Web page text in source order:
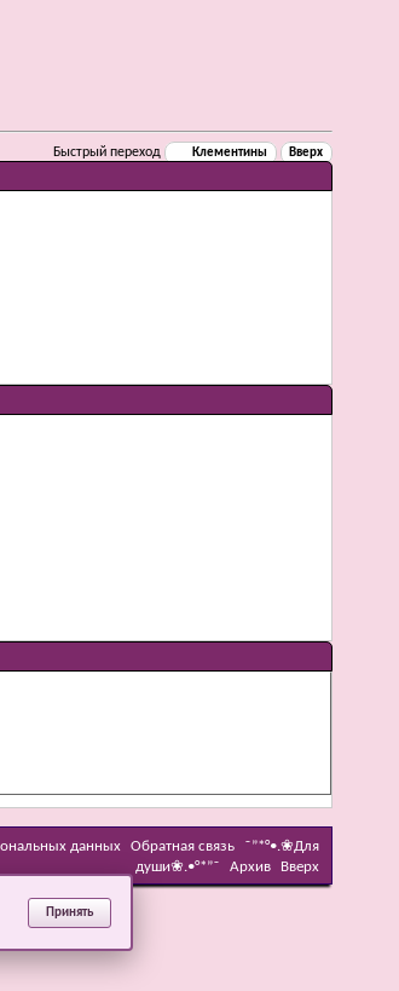
Быстрый переход Клементины Вверх
данных Обратная связь
˜”*°•.❀Для
души❀.•°*”˜
Архив Вверх